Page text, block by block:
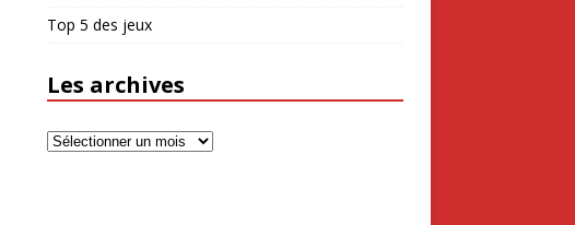
Top 5 des jeux
Les archives